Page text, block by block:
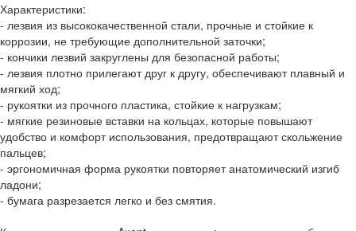
Характеристики:
- лезвия из высококачественной стали, прочные и стойкие к
коррозии, не требующие дополнительной заточки;
- кончики лезвий закруглены для безопасной работы;
- лезвия плотно прилегают друг к другу, обеспечивают плавный и
мягкий ход;
- рукоятки из прочного пластика, стойкие к нагрузкам;
- мягкие резиновые вставки на кольцах, которые повышают
удобство и комфорт использования, предотвращают скольжение
пальцев;
- эргономичная форма рукоятки повторяет анатомический изгиб
ладони;
- бумага разрезается легко и без смятия.